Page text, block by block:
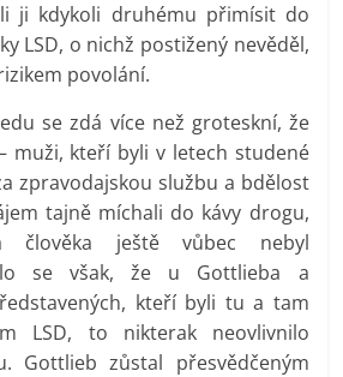
ji kdykoli druhému přimísit do
LSD, o nichž postižený nevěděl,
povolání.
se zdá více než groteskní, že
muži, kteří byli v letech studené
zpravodajskou službu a bdělost
tajně míchali do kávy drogu,
člověka ještě vůbec nebyl
se však, že u Gottlieba a
kteří byli tu a tam
LSD, to nikterak neovlivnilo
Gottlieb zůstal přesvědčeným